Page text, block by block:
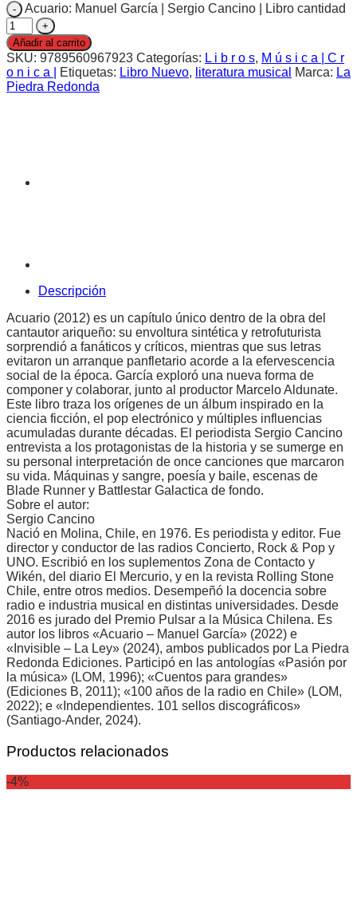
Acuario: Manuel García | Sergio Cancino | Libro cantidad
Añadir al carrito
SKU: 9789560967923 Categorías: L i b r o s, M ú s i c a | C r
o n i c a |
Etiquetas: Libro Nuevo, literatura musical Marca: La
Piedra Redonda
Descripción
Acuario (2012) es un capítulo único dentro de la obra del
cantautor ariqueño: su envoltura sintética y retrofuturista
sorprendió a fanáticos y críticos, mientras que sus letras
evitaron un arranque panfletario acorde a la efervescencia
social de la época. García exploró una nueva forma de
componer y colaborar, junto al productor Marcelo Aldunate.
Este libro traza los orígenes de un álbum inspirado en la
ciencia ficción, el pop electrónico y múltiples influencias
acumuladas durante décadas. El periodista Sergio Cancino
entrevista a los protagonistas de la historia y se sumerge en
su personal interpretación de once canciones que marcaron
su vida. Máquinas y sangre, poesía y baile, escenas de
Blade Runner y Battlestar Galactica de fondo.
Sobre el autor:
Sergio Cancino
Nació en Molina, Chile, en 1976. Es periodista y editor. Fue
director y conductor de las radios Concierto, Rock & Pop y
UNO. Escribió en los suplementos Zona de Contacto y
Wikén, del diario El Mercurio, y en la revista Rolling Stone
Chile, entre otros medios. Desempeñó la docencia sobre
radio e industria musical en distintas universidades. Desde
2016 es jurado del Premio Pulsar a la Música Chilena. Es
autor los libros «Acuario – Manuel García» (2022) e
«Invisible – La Ley» (2024), ambos publicados por La Piedra
Redonda Ediciones. Participó en las antologías «Pasión por
la música» (LOM, 1996); «Cuentos para grandes»
(Ediciones B, 2011); «100 años de la radio en Chile» (LOM,
2022); e «Independientes. 101 sellos discográficos»
(Santiago-Ander, 2024).
Productos relacionados
-4%